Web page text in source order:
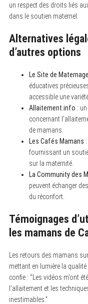
un respect des droits liés
dans le soutien maternel.
Alternatives
d’autres options
Le Site de Maternage
éducatives
accessible une
Allaitement.info :
concernant
de mamans.
Les Cafés Mamans
fournissant un
sur la maternité.
La Community des
peuvent échanger
du réconfort.
Témoignages
les mamans de
Les retours des mamans
mettant en lumière la
confie : “Les vidéos m’ont
l’allaitement et les
inestimables.”